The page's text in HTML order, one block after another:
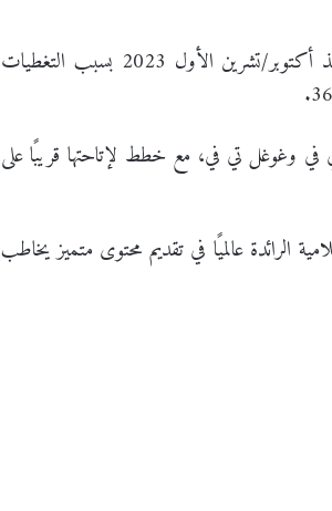
ومع إطلاق الجزيرة 360، عادت البرامج الإخبارية التي توقفت منذ أكتوبر/تشرين الأول 2023 بسبب التغطيات
وغوغل تي في، مع خطط لإتاحتها قريبًا على
الرائدة عالميًا في تقديم محتوى متميز يخاطب